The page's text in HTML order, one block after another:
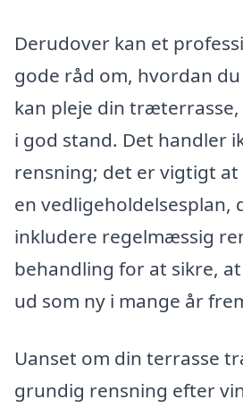
Derudover kan et
gode råd om, hvordan
kan pleje din
i god stand. Det handler
rensning; det er vigtigt
en vedligeholdelsesplan,
inkludere regelmæssig
behandling for at sikre,
ud som ny i mange år
Uanset om din terrasse
grundig rensning efter